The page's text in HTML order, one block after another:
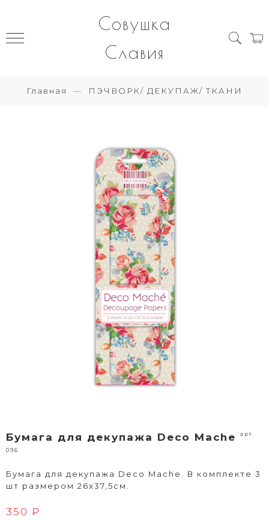
Совушка
Славия
Главная ПЭЧВОРК/ ДЕКУПАЖ/ ТКАНИ
Бумага для декупажа Deco Mache арт.
096
Бумага для декупажа Deco Mache. В комплекте 3
шт размером 26х37,5см.
350 ₽